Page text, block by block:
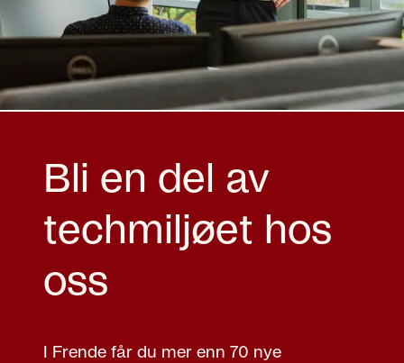
Bli en del av
techmiljøet hos
oss
I Frende får du mer enn 70 nye